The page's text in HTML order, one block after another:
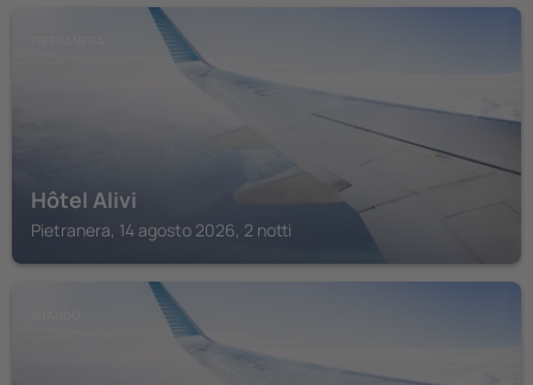
Hôtel Alivi
Pietranera, 14 agosto 2026, 2 notti